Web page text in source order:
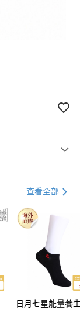
查看運費
查看全部
日月七星能量養